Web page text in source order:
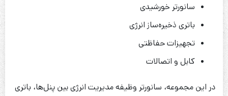
سانورتر خورشیدی
باتری ذخیره‌ساز انرژی
تجهیزات حفاظتی
کابل و اتصالات
در این مجموعه، سانورتر وظیفه مدیریت انرژی بین پنل‌ها، باتری